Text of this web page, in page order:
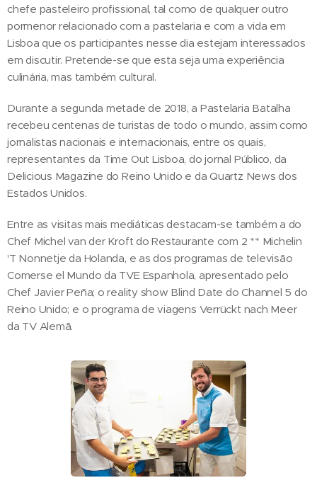
chefe pasteleiro profissional, tal como de qualquer outro
pormenor relacionado com a pastelaria e com a vida em
Lisboa que os participantes nesse dia estejam interessados
em discutir. Pretende-se que esta seja uma experiência
culinária, mas também cultural.
Durante a segunda metade de 2018, a Pastelaria Batalha
recebeu centenas de turistas de todo o mundo, assim como
jornalistas nacionais e internacionais, entre os quais,
representantes da Time Out Lisboa, do jornal Público, da
Delicious Magazine do Reino Unido e da Quartz News dos
Estados Unidos.
Entre as visitas mais mediáticas destacam-se também a do
Chef Michel van der Kroft do Restaurante com 2 ** Michelin
'T Nonnetje da Holanda, e as dos programas de televisão
Comerse el Mundo da TVE Espanhola, apresentado pelo
Chef Javier Peña; o reality show Blind Date do Channel 5 do
Reino Unido; e o programa de viagens Verrückt nach Meer
da TV Alemã.